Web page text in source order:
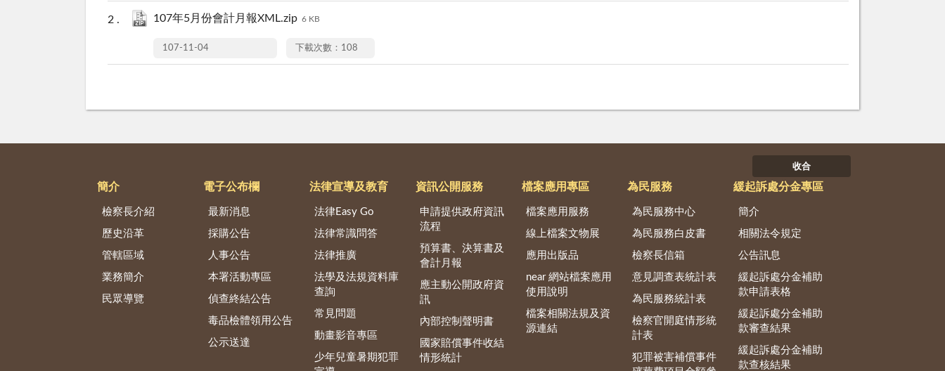
107年5月份會計月報XML.zip 6 KB
107-11-04 下載次數：108
收合
簡介
檢察長介紹
歷史沿革
管轄區域
業務簡介
民眾導覽
電子公布欄
最新消息
採購公告
人事公告
本署活動專區
偵查終結公告
毒品檢體領用公告
公示送達
法律宣導及教育
法律Easy Go
法律常識問答
法律推廣
法學及法規資料庫
查詢
常見問題
動畫影音專區
少年兒童暑期犯罪
資訊公開服務
申請提供政府資訊
流程
預算書、決算書及
會計月報
應主動公開政府資
訊
內部控制聲明書
國家賠償事件收結
情形統計
檔案應用專區
檔案應用服務
線上檔案文物展
應用出版品
near 網站檔案應用
使用說明
檔案相關法規及資
源連結
為民服務
為民服務中心
為民服務白皮書
檢察長信箱
意見調查表統計表
為民服務統計表
檢察官開庭情形統
計表
犯罪被害補償事件
緩起訴處分金專區
簡介
相關法令規定
公告訊息
緩起訴處分金補助
款申請表格
緩起訴處分金補助
款審查結果
緩起訴處分金補助
款查核結果